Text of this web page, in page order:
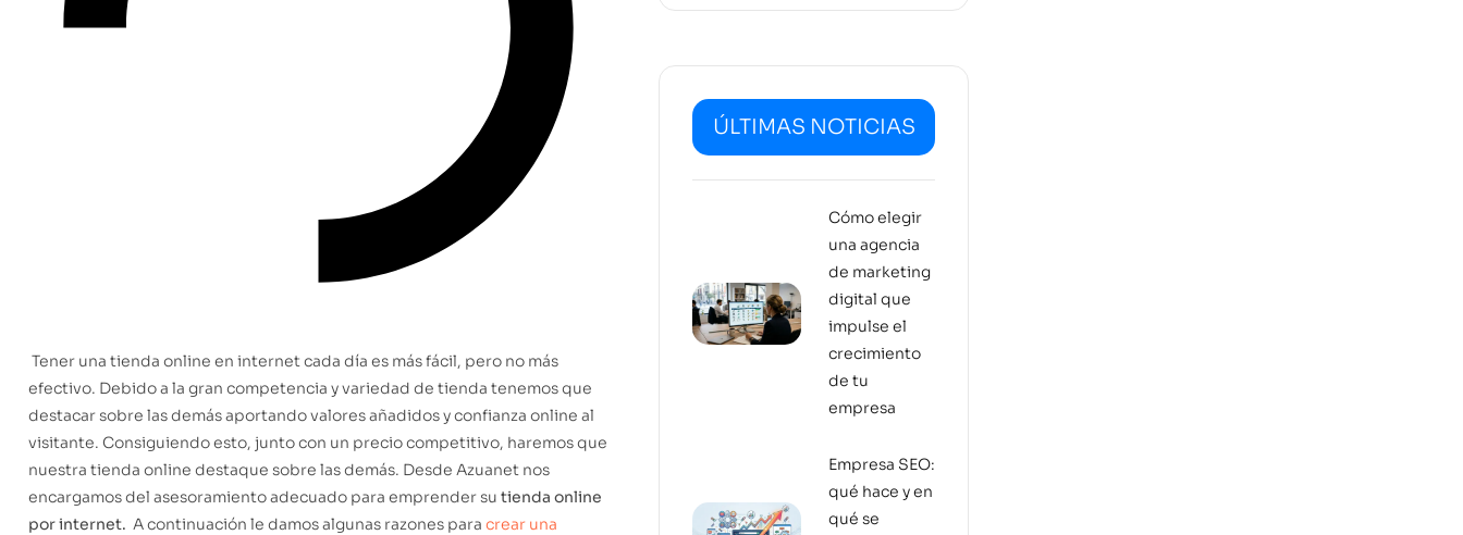
Tener una tienda online en internet cada día es más fácil, pero no más
efectivo. Debido a la gran competencia y variedad de tienda tenemos que
destacar sobre las demás aportando valores añadidos y confianza online al
visitante. Consiguiendo esto, junto con un precio competitivo, haremos que
nuestra tienda online destaque sobre las demás. Desde Azuanet nos
encargamos del asesoramiento adecuado para emprender su tienda online
por internet. A continuación le damos algunas razones para crear una
ÚLTIMAS NOTICIAS
Cómo elegir
una agencia
de marketing
digital que
impulse el
crecimiento
de tu
empresa
Empresa SEO:
qué hace y en
qué se